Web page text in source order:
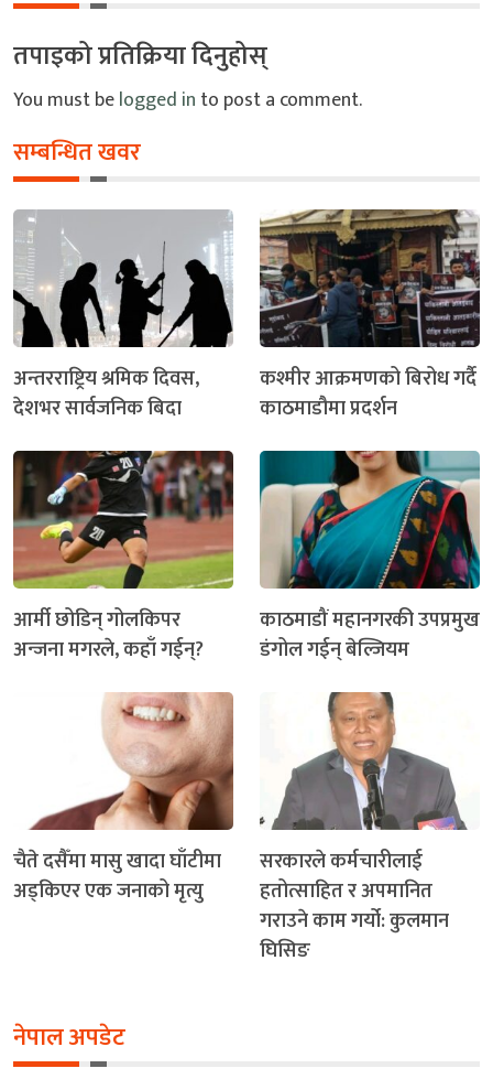
तपाइको प्रतिक्रिया दिनुहोस्
You must belogged in to post a comment.
सम्बन्धित खवर
अन्तरराष्ट्रिय श्रमिक दिवस,
देशभर सार्वजनिक बिदा
कश्मीर आक्रमणको बिरोध गर्दै
काठमाडौमा प्रदर्शन
आर्मी छोडिन् गोलकिपर
अन्जना मगरले, कहाँ गईन्?
काठमाडौं महानगरकी उपप्रमुख
डंगोल गईन् बेल्जियम
चैते दसैँमा मासु खादा घाँटीमा
अड्किएर एक जनाको मृत्यु
सरकारले कर्मचारीलाई
हतोत्साहित र अपमानित
गराउने काम गर्यो: कुलमान
घिसिङ
नेपाल अपडेट